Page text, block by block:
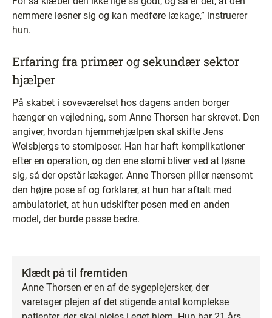
nemmere løsner sig og kan medføre lækage,” instruerer
hun.
Erfaring fra primær og sekundær sektor
hjælper
På skabet i soveværelset hos dagens anden borger
hænger en vejledning, som Anne Thorsen har skrevet. Den
angiver, hvordan hjemmehjælpen skal skifte Jens
Weisbjergs to stomiposer. Han har haft komplikationer
efter en operation, og den ene stomi bliver ved at løsne
sig, så der opstår lækager. Anne Thorsen piller nænsomt
den højre pose af og forklarer, at hun har aftalt med
ambulatoriet, at hun udskifter posen med en anden
model, der burde passe bedre.
Klædt på til fremtiden
Anne Thorsen er en af de sygeplejersker, der
varetager plejen af det stigende antal komplekse